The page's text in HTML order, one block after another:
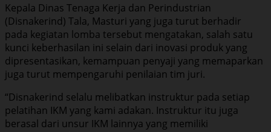
Kepala Dinas Tenaga Kerja dan Perindustrian
(Disnakerind) Tala, Masturi yang juga turut berhadir
pada kegiatan lomba tersebut mengatakan, salah satu
kunci keberhasilan ini selain dari inovasi produk yang
dipresentasikan, kemampuan penyaji yang memaparkan
juga turut mempengaruhi penilaian tim juri.
“Disnakerind selalu melibatkan instruktur pada setiap
pelatihan IKM yang kami adakan. Instruktur itu juga
berasal dari unsur IKM lainnya yang memiliki